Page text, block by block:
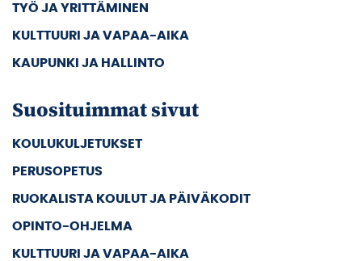
TYÖ JA YRITTÄMINEN
KULTTUURI JA VAPAA-AIKA
KAUPUNKI JA HALLINTO
Suosituimmat sivut
KOULUKULJETUKSET
PERUSOPETUS
RUOKALISTA KOULUT JA PÄIVÄKODIT
OPINTO-OHJELMA
KULTTUURI JA VAPAA-AIKA